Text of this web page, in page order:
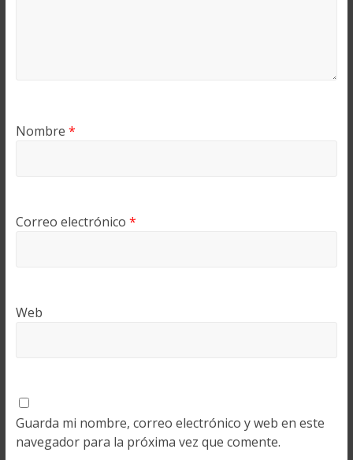
Nombre *
Correo electrónico *
Web
Guarda mi nombre, correo electrónico y web en este
navegador para la próxima vez que comente.